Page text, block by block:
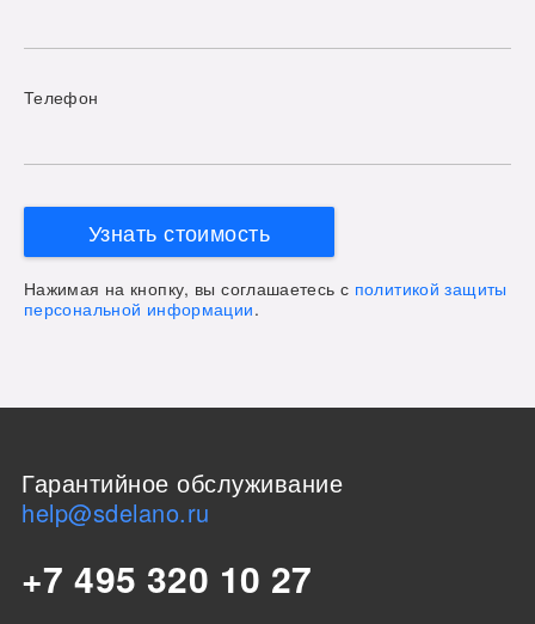
Телефон
Узнать стоимость
Нажимая на кнопку, вы соглашаетесь с политикой защиты
персональной информации.
Гарантийное обслуживание
help@sdelano.ru
+7 495 320 10 27